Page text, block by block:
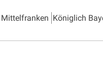
Königlich